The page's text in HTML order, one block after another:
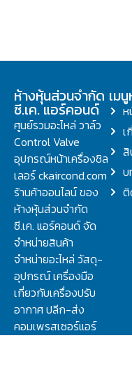
ห้างหุ้นส่วนจำกัด
ซี.เค. แอร์คอนด์
ศูนย์รวมอะไหล่ วาล์ว
Control Valve
อุปกรณ์หน้าเครื่องชิล
เลอร์ ckaircond.com
ร้านค้าออนไลน์ ของ
ห้างหุ้นส่วนจำกัด
ซี.เค. แอร์คอนด์ จัด
จำหน่ายสินค้า
จำหน่ายอะไหล่ วัสดุ-
อุปกรณ์ เครื่องมือ
เกี่ยวกับเครื่องปรับ
อากาศ ปลีก-ส่ง
คอมเพรสเซอร์แอร์
เม
ห
เ
สิ
บ
ติ